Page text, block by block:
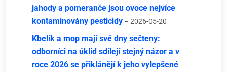
jahody a pomeranče jsou ovoce nejvíce
kontaminovány pesticidy – 2026-05-20
Kbelík a mop mají své dny sečteny:
odborníci na úklid sdílejí stejný názor a v
roce 2026 se přiklánějí k jeho vylepšené